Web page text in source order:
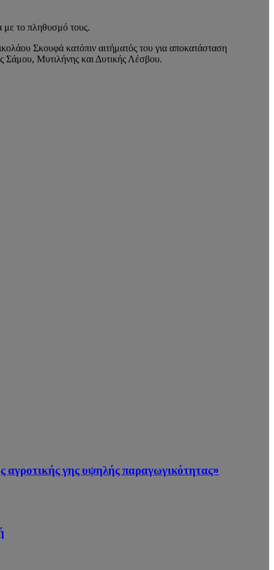
με το πληθυσμό τους.
Σκουφά κατόπιν αιτήματός του για αποκατάσταση
Σάμου, Μυτιλήνης και Δυτικής Λέσβου.
αγροτικής γης υψηλής παραγωγικότητας»